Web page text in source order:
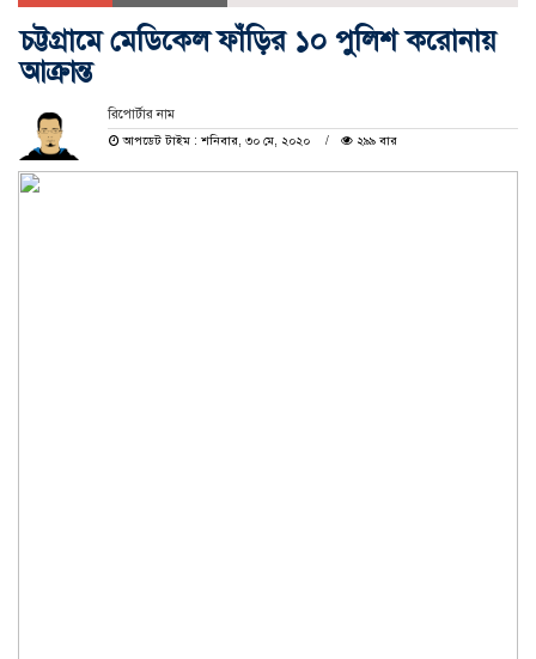
চট্টগ্রামে মেডিকেল ফাঁড়ির ১০ পুলিশ করোনায়
আক্রান্ত
রিপোর্টার নাম
আপডেট টাইম : শনিবার, ৩০ মে, ২০২০
২৯৯ বার